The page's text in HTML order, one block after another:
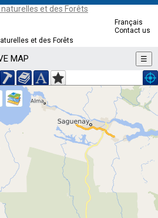
et des Forêts
Français
Contact us
MAP ☰